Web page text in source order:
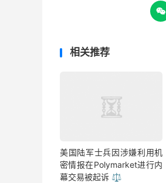

相关推荐
美国陆军士兵因涉嫌利用机
密情报在Polymarket进行内
幕交易被起诉 ⚖️